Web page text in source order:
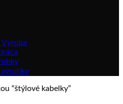
Výroba
výrobky
“štýlové kabelky”